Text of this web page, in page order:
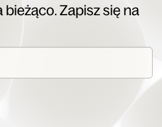
bieżąco. Zapisz się na